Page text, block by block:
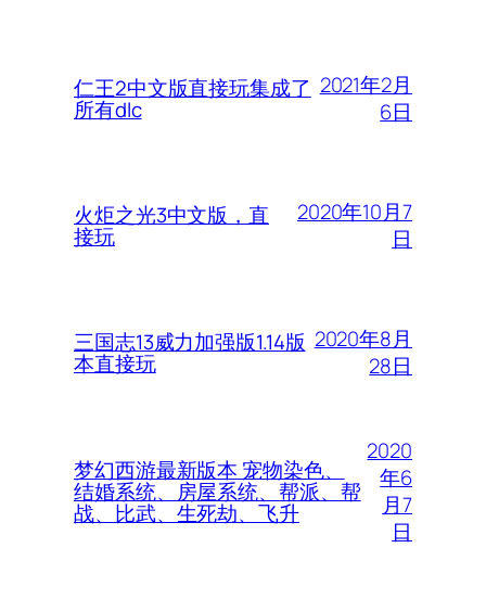
仁王2中文版直接玩集成了
所有dlc
2021年2月
6日
火炬之光3中文版，直
接玩
2020年10月7
日
三国志13威力加强版1.14版
本直接玩
2020年8月
28日
梦幻西游最新版本 宠物染色、
结婚系统、房屋系统、帮派、帮
战、比武、生死劫、飞升
2020
年6
月7
日